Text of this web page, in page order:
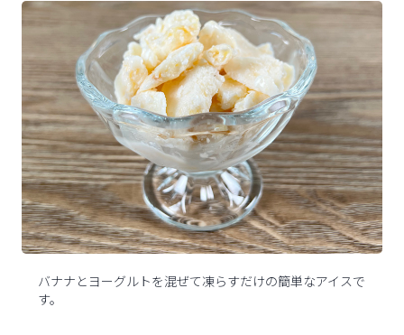
バナナとヨーグルトを混ぜて凍らすだけの簡単なアイスで
す。